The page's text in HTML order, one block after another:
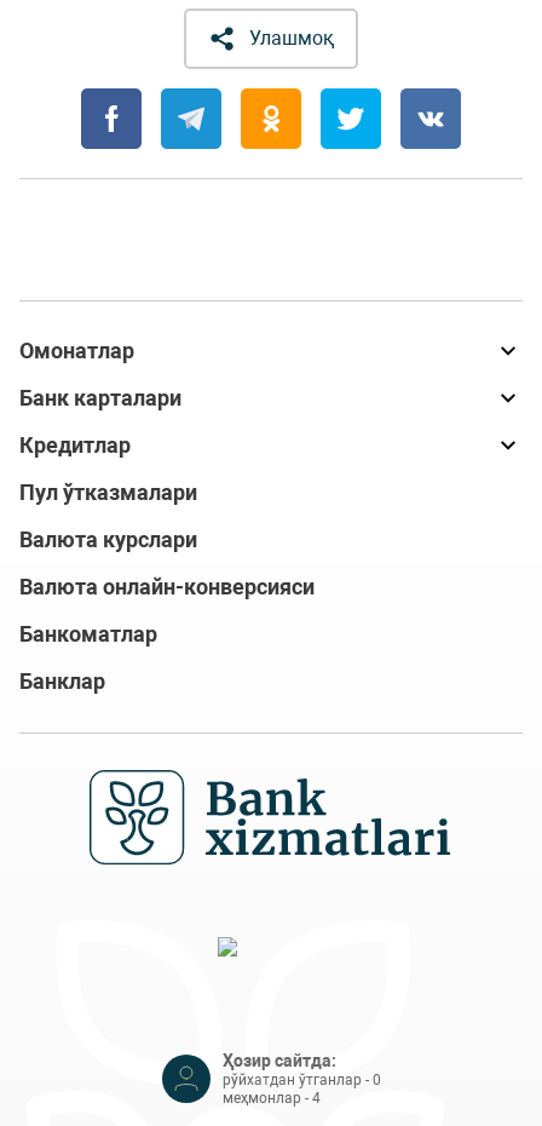
Улашмоқ
Омонатлар
Банк карталари
Кредитлар
Пул ўтказмалари
Валюта курслари
Валюта онлайн-конверсияси
Банкоматлар
Банклар
Ҳозир сайтда:
рўйхатдан ўтганлар - 0
меҳмонлар - 4